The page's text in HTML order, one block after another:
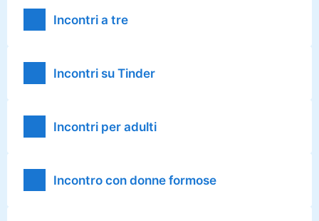
Incontri a tre
Incontri su Tinder
Incontri per adulti
Incontro con donne formose